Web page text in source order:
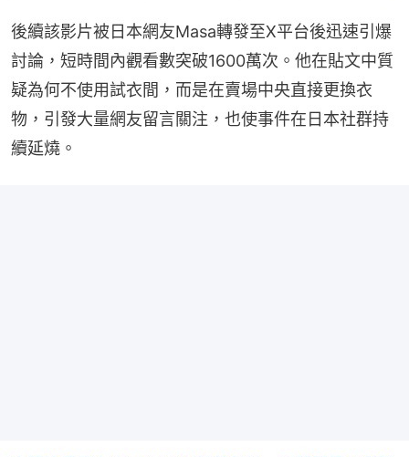
後續該影片被日本網友Masa轉發至X平台後迅速引爆
討論，短時間內觀看數突破1600萬次。他在貼文中質
疑為何不使用試衣間，而是在賣場中央直接更換衣
物，引發大量網友留言關注，也使事件在日本社群持
續延燒。